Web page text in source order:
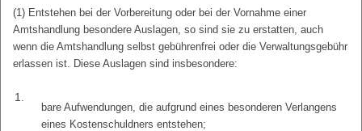
(1) Entstehen bei der Vorbereitung oder bei der Vornahme einer
Amtshandlung besondere Auslagen, so sind sie zu erstatten, auch
wenn die Amtshandlung selbst gebührenfrei oder die Verwaltungsgebühr
erlassen ist. Diese Auslagen sind insbesondere:
1.
bare Aufwendungen, die aufgrund eines besonderen Verlangens
eines Kostenschuldners entstehen;